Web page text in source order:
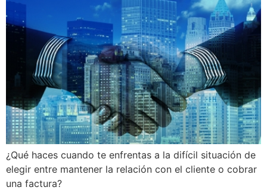
¿Qué haces cuando te enfrentas a la difícil situación de
elegir entre mantener la relación con el cliente o cobrar
una factura?